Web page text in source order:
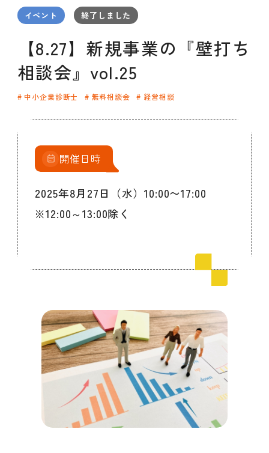
企業研修
ODCビジネスマッチング
イベント
デザインコラム
よくある質問
メンバーシップについて
メンバーシップの声
メルマガ登録 デザイン団体・機関一覧
関西デザイン学校一覧
会員ログイン
デザイン相談
お問い合わせ
見学申込
ブランディングのご相談
ビジネスマッチングはこちら
サービス
サイトへ
イベント 終了しました
【8.27】新規事業の『壁打ち
相談会』vol.25
中小企業診断士 無料相談会 経営相談
開催日時
2025年8月27日（水）10:00〜17:00
※12:00～13:00除く